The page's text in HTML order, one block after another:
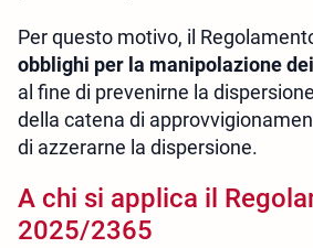
Per questo motivo, il
obblighi per la manipolazione
al fine di prevenirne la
della catena di
di azzerarne la dispersione.
A chi si applica il
2025/2365